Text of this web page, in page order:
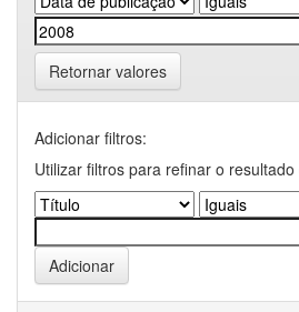
Retornar valores
Adicionar filtros:
Utilizar filtros para refinar o